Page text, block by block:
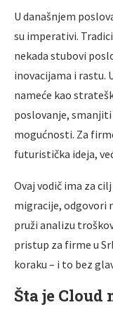
U današnjem
su imperativi.
nekada stubovi
inovacijama i rastu.
nameće kao
poslovanje,
mogućnosti. Za
futuristička ideja,
Ovaj vodič ima za
migracije, odgovori
pruži analizu
pristup za firme u
koraku – i to bez
Šta je Cloud